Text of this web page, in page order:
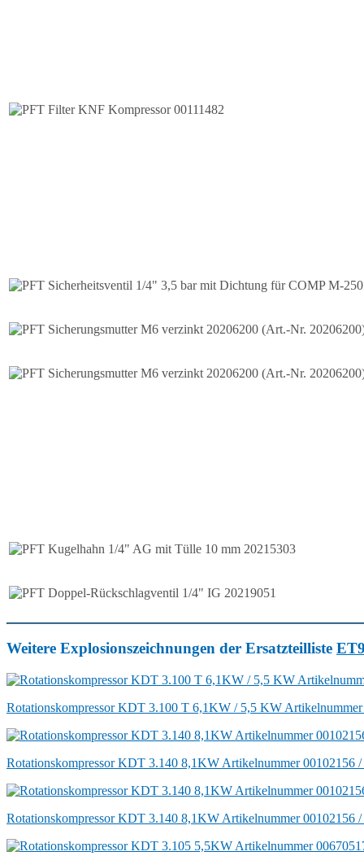
Weitere Explosionszeichnungen der Ersatzteilliste
Rotationskompressor KDT 3.100 T 6,1KW / 5,5 KW Artikelnummer
Rotationskompressor KDT 3.140 8,1KW Artikelnummer 00102156
Rotationskompressor KDT 3.140 8,1KW Artikelnummer 00102156